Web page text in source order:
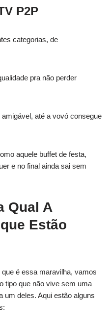
P2P
categorias, de
pra não perder
amigável, até a vovó consegue
aquele buffet de festa,
e no final ainda sai sem
Qual A
Estão
é essa maravilha, vamos
tipo que não vive sem uma
um deles. Aqui estão alguns